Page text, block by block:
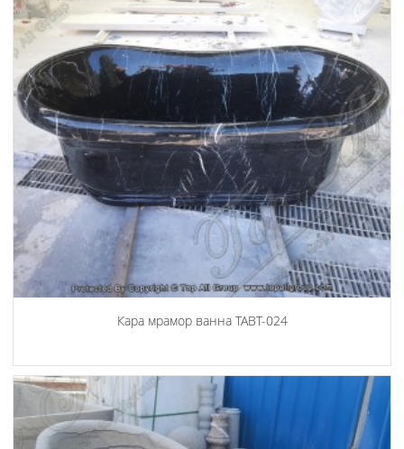
Кара мрамор ванна TABT-024